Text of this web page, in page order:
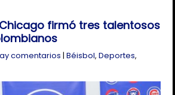
firmó tres talentosos
comentarios |Béisbol,Deportes,